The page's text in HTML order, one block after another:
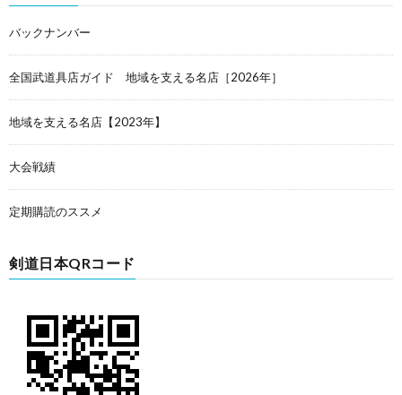
バックナンバー
全国武道具店ガイド 地域を支える名店［2026年］
地域を支える名店【2023年】
大会戦績
定期購読のススメ
剣道日本QRコード